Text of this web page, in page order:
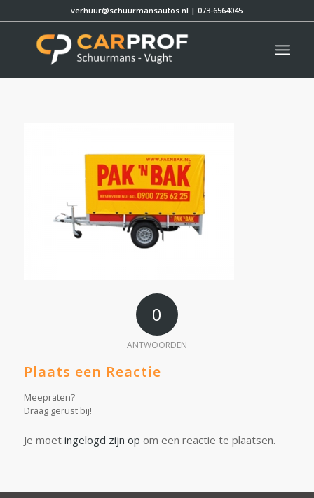
verhuur@schuurmansautos.nl |073-6564045
0
ANTWOORDEN
Plaats een Reactie
Meepraten?
Draag gerust bij!
Je moet ingelogd zijn op om een reactie te plaatsen.